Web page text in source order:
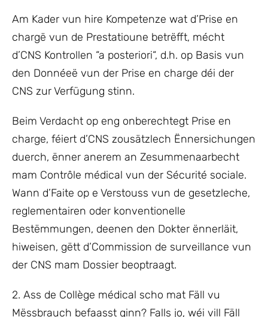
Am Kader vun hire Kompetenze wat d’Prise en
chargë vun de Prestatioune betrëfft, mécht
d’CNS Kontrollen “a posteriori“, d.h. op Basis vun
den Donnéeë vun der Prise en charge déi der
CNS zur Verfügung stinn.
Beim Verdacht op eng onberechtegt Prise en
charge, féiert d’CNS zousätzlech Ënnersichungen
duerch, ënner anerem an Zesummenaarbecht
mam Contrôle médical vun der Sécurité sociale.
Wann d’Faite op e Verstouss vun de gesetzleche,
reglementairen oder konventionelle
Bestëmmungen, deenen den Dokter ënnerläit,
hiweisen, gëtt d’Commission de surveillance vun
der CNS mam Dossier beoptraagt.
2. Ass de Collège médical scho mat Fäll vu
Mëssbrauch befaasst ginn? Falls jo, wéi vill Fäll